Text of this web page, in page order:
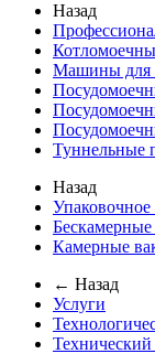
Назад
Машины для
Туннельные
Назад
Упаковочное
Камерные
← Назад
Услуги
Технический